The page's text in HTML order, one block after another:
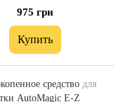
260 мл
975 грн
Купить